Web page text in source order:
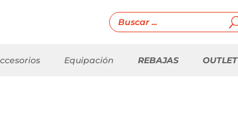
Equipación REBAJAS OUTLET